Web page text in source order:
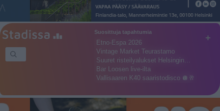
+
Suosittuja tapahtumia
Etno-Espa 2026
Vintage Market Teurastamo
Suuret risteilyalukset Helsingin…
Bar Loosen live-ilta
Vallisaaren K40 saaristodisco 🪩🥂